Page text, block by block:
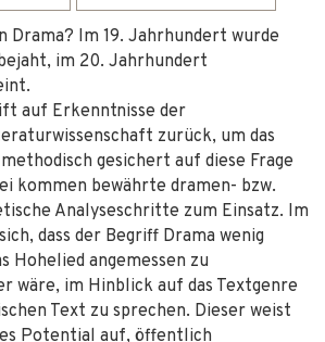
Drama? Im 19. Jahrhundert wurde
im 20. Jahrhundert
auf Erkenntnisse der
zurück, um das
gesichert auf diese Frage
kommen bewährte dramen- bzw.
Analyseschritte zum Einsatz. Im
dass der Begriff Drama wenig
Hohelied angemessen zu
wäre, im Hinblick auf das Textgenre
Text zu sprechen. Dieser weist
Potential auf, öffentlich